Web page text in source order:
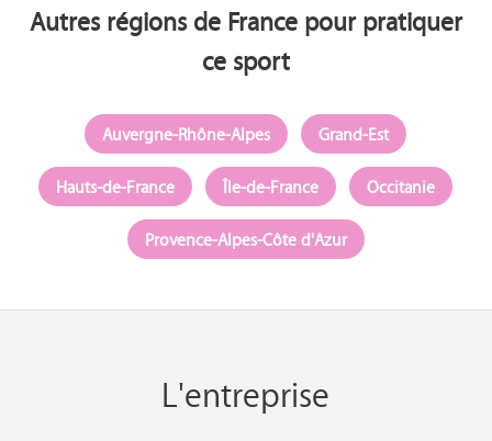
Autres régions de France pour pratiquer
ce sport
Auvergne-Rhône-Alpes
Grand-Est
Hauts-de-France
Île-de-France
Occitanie
Provence-Alpes-Côte d'Azur
L'entreprise